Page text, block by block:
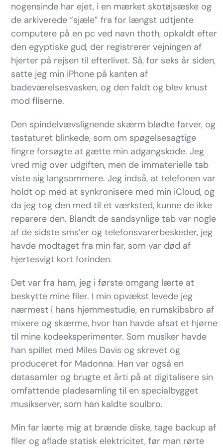
nogensinde har ejet, i en mærket skotøjsæske og
de arkiverede “sjæle” fra for længst udtjente
computere på en pc ved navn thoth, opkaldt efter
den egyptiske gud, der registrerer vejningen af
hjerter på rejsen til efterlivet. Så, for seks år siden,
satte jeg min iPhone på kanten af
badeværelsesvasken, og den faldt og blev knust
mod fliserne.
Den spindelvævslignende skærm blødte farver, og
tastaturet blinkede, som om spøgelsesagtige
fingre forsøgte at gætte min adgangskode. Jeg
vred mig over udgiften, men de immaterielle tab
viste sig langsommere. Jeg indså, at telefonen var
holdt op med at synkronisere med min iCloud, og
da jeg tog den med til et værksted, kunne de ikke
reparere den. Blandt de sandsynlige tab var nogle
af de sidste sms’er og telefonsvarerbeskeder, jeg
havde modtaget fra min far, som var død af
hjertesvigt kort forinden.
Det var fra ham, jeg i første omgang lærte at
beskytte mine filer. I min opvækst levede jeg
nærmest i hans hjemmestudie, en rumskibsbro af
mixere og skærme, hvor han havde afsat et hjørne
til mine kodeeksperimenter. Som musiker havde
han spillet med Miles Davis og skrevet og
produceret for Madonna. Han var også en
datasamler og brugte et årti på at digitalisere sin
omfattende pladesamling til en specialbygget
musikserver, som han kaldte soulbro.
Min far lærte mig at brænde diske, tage backup af
filer og aflade statisk elektricitet, før man rørte